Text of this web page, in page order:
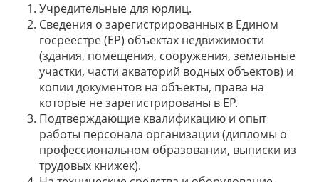
Учредительные для юрлиц.
Сведения о зарегистрированных в Едином
госреестре (ЕР) объектах недвижимости
(здания, помещения, сооружения, земельные
участки, части акваторий водных объектов) и
копии документов на объекты, права на
которые не зарегистрированы в ЕР.
Подтверждающие квалификацию и опыт
работы персонала организации (дипломы о
профессиональном образовании, выписки из
трудовых книжек).